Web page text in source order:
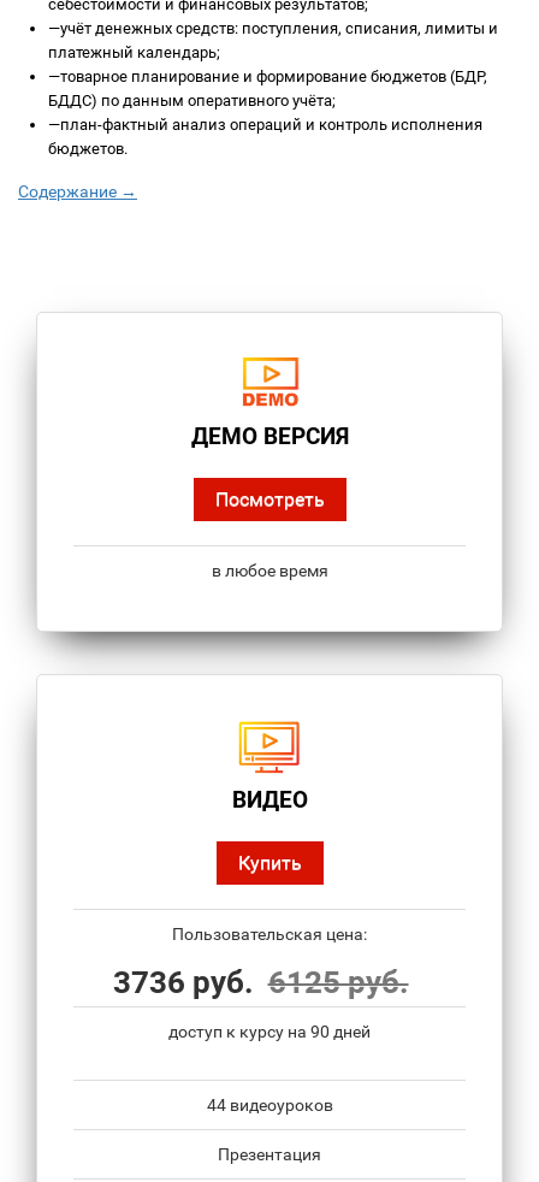
себестоимости и финансовых результатов;
—учёт денежных средств: поступления, списания, лимиты и
платежный календарь;
—товарное планирование и формирование бюджетов (БДР,
БДДС) по данным оперативного учёта;
—план-фактный анализ операций и контроль исполнения
бюджетов.
Содержание →
ДЕМО ВЕРСИЯ
Посмотреть
в любое время
ВИДЕО
Купить
Пользовательская цена:
3736 руб. 6125 руб.
доступ к курсу на 90 дней
44 видеоуроков
Презентация